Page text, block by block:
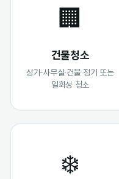
🏢
건물청소
상가·사무실·건물 정기 또는
일회성 청소
❄️